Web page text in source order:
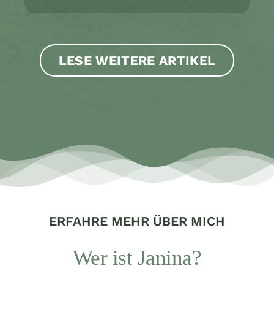
LESE WEITERE ARTIKEL
ERFAHRE MEHR ÜBER MICH
Wer ist Janina?